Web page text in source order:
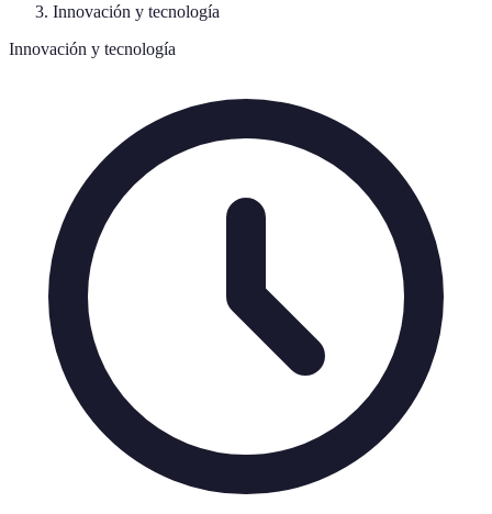
Innovación y tecnología
Innovación y tecnología